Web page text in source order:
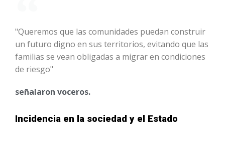
"Queremos que las comunidades puedan construir
un futuro digno en sus territorios, evitando que las
familias se vean obligadas a migrar en condiciones
de riesgo"
señalaron voceros.
Incidencia en la sociedad y el Estado